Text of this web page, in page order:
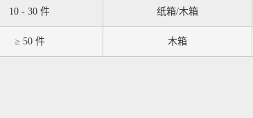
10 - 30 件 纸箱/木箱
≥ 50 件 木箱